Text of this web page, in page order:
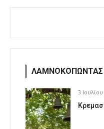
ΛΑΜΝΟΚΟΠΩΝΤΑΣ
3